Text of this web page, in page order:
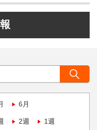
6月
2週 1週